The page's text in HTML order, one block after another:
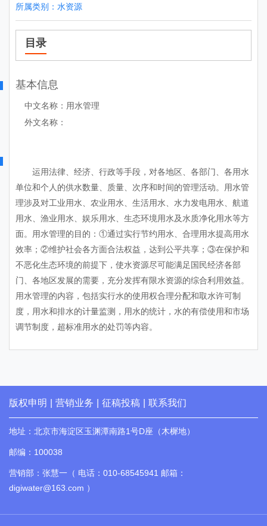
所属类别： 水资源
目录
基本信息
中文名称：用水管理
外文名称：
运用法律、经济、行政等手段，对各地区、各部门、各用水
单位和个人的供水数量、质量、次序和时间的管理活动。用水管
理涉及对工业用水、农业用水、生活用水、水力发电用水、航道
用水、渔业用水、娱乐用水、生态环境用水及水质净化用水等方
面。用水管理的目的：①通过实行节约用水、合理用水提高用水
效率；②维护社会各方面合法权益，达到公平共享；③在保护和
不恶化生态环境的前提下，使水资源尽可能满足国民经济各部
门、各地区发展的需要，充分发挥有限水资源的综合利用效益。
用水管理的内容，包括实行水的使用权合理分配和取水许可制
度，用水和排水的计量监测，用水的统计，水的有偿使用和市场
调节制度，超标准用水的处罚等内容。
版权申明 营销业务 征稿投稿 联系我们
地址：北京市海淀区玉渊潭南路1号D座（木樨地）
邮编：100038
营销部：张慧一（ 电话：010-68545941 邮箱：
digiwater@163.com ）